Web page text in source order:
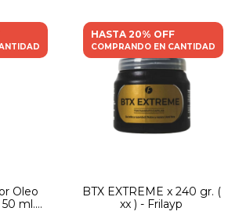
Oleo
ml.
HASTA 20% OFF
COMPRANDO EN CANTIDAD
BTX EXTREME x 240 gr. (
xx ) - Frilayp